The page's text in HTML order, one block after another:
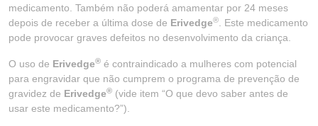
medicamento. Também não poderá amamentar por 24 meses
depois de receber a última dose de Erivedge®
. Este medicamento
pode provocar graves defeitos no desenvolvimento da criança.
O uso de Erivedge® é contraindicado a mulheres com potencial
para engravidar que não cumprem o programa de prevenção de
gravidez de Erivedge® (vide item “O que devo saber antes de
usar este medicamento?”).